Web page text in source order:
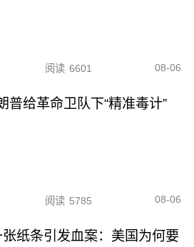
阅读 6601 08-06
普给革命卫队下“精准毒计”
阅读 5785 08-06
张纸条引发血案：美国为何要